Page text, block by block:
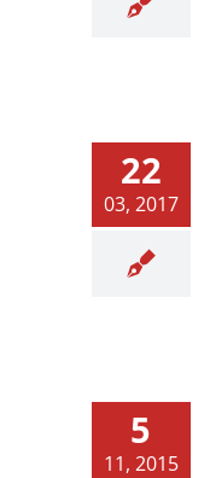
22
03, 2017
5
11, 2015